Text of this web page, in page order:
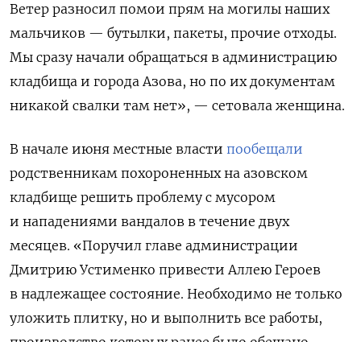
Ветер разносил помои прям на могилы наших
мальчиков — бутылки, пакеты, прочие отходы.
Мы сразу начали обращаться в администрацию
кладбища и города Азова, но по их документам
никакой свалки там нет», — сетовала женщина.
В начале июня местные власти пообещали
родственникам похороненных на азовском
кладбище решить проблему с мусором
и нападениями вандалов в течение двух
месяцев. «Поручил главе администрации
Дмитрию Устименко привести Аллею Героев
в надлежащее состояние. Необходимо не только
уложить плитку, но и выполнить все работы,